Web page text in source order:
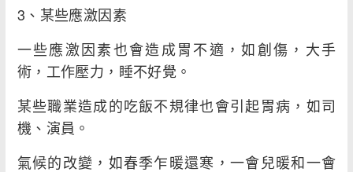
3、某些應激因素
一些應激因素也會造成胃不適，如創傷，大手
術，工作壓力，睡不好覺。
某些職業造成的吃飯不規律也會引起胃病，如司
機、演員。
氣候的改變，如春季乍暖還寒，一會兒暖和一會